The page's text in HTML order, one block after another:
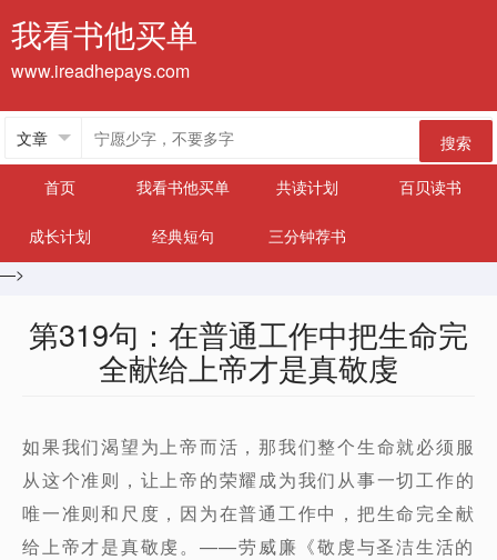
我看书他买单
www.ireadhepays.com
搜索
首页
我看书他买单 共读计划 百贝读书
成长计划 经典短句
三分钟荐书
—>
第319句：在普通工作中把生命完
全献给上帝才是真敬虔
如果我们渴望为上帝而活，那我们整个生命就必须服
从这个准则，让上帝的荣耀成为我们从事一切工作的
唯一准则和尺度，因为在普通工作中，把生命完全献
给上帝才是真敬虔。——劳威廉《敬虔与圣洁生活的